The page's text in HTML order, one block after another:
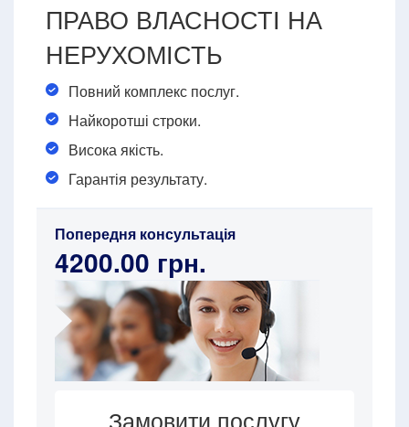
ПРАВО ВЛАСНОСТІ НА
НЕРУХОМІСТЬ
Повний комплекс послуг.
Найкоротші строки.
Висока якість.
Гарантія результату.
Попередня консультація
4200.00 грн.